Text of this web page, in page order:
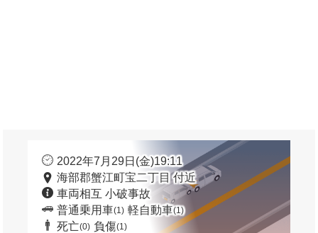
2022年7月29日(金)19:11
海部郡蟹江町宝二丁目 付近
車両相互 小破事故
普通乗用車(1) 軽自動車(1)
死亡(0) 負傷(1)